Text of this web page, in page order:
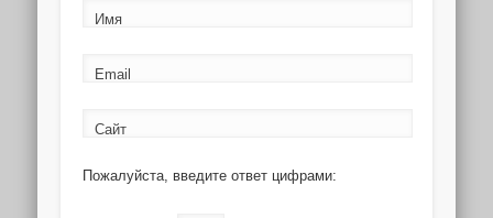
Имя
Email
Сайт
Пожалуйста, введите ответ цифрами: